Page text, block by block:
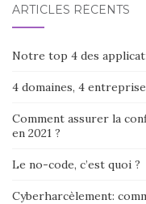
ARTICLES RÉCENTS
Notre top 4 des
4 domaines, 4
Comment assurer la
en 2021 ?
Le no-code, c’est quoi ?
Cyberharcèlement: